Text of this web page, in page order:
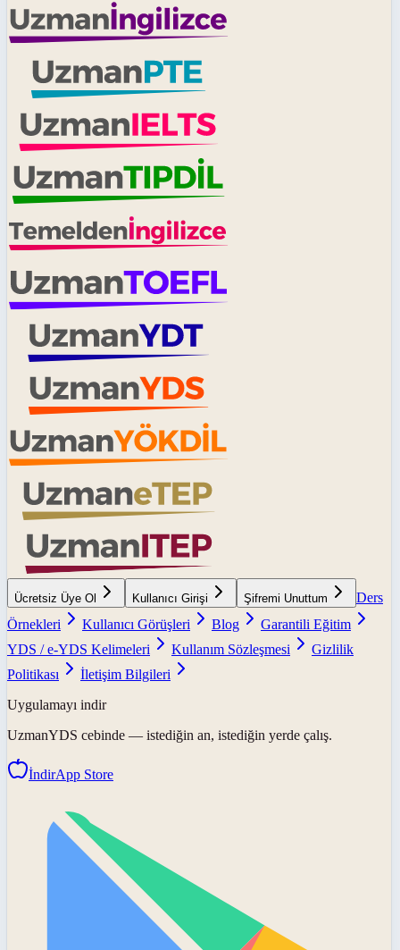
Ücretsiz Üye Ol Kullanıcı Girişi Şifremi Unuttum
Ders
Örnekleri
Kullanıcı Görüşleri Blog
Garantili Eğitim
YDS / e-YDS Kelimeleri
Kullanım Sözleşmesi
Gizlilik
Politikası
İletişim Bilgileri
Uygulamayı indir
UzmanYDS cebinde — istediğin an, istediğin yerde çalış.
İndirApp Store